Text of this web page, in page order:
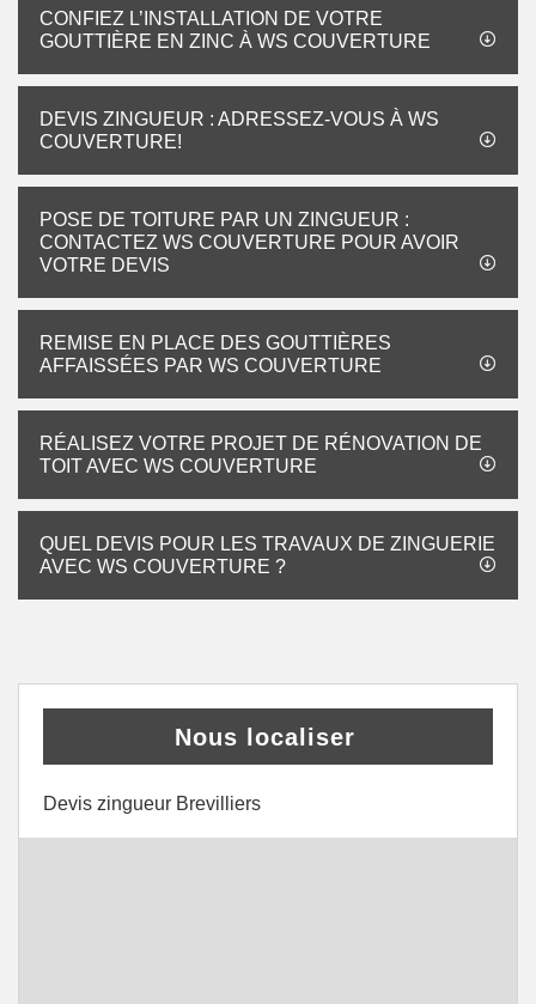
CONFIEZ L’INSTALLATION DE VOTRE
GOUTTIÈRE EN ZINC À WS COUVERTURE
DEVIS ZINGUEUR : ADRESSEZ-VOUS À WS
COUVERTURE!
POSE DE TOITURE PAR UN ZINGUEUR :
CONTACTEZ WS COUVERTURE POUR AVOIR
VOTRE DEVIS
REMISE EN PLACE DES GOUTTIÈRES
AFFAISSÉES PAR WS COUVERTURE
RÉALISEZ VOTRE PROJET DE RÉNOVATION DE
TOIT AVEC WS COUVERTURE
QUEL DEVIS POUR LES TRAVAUX DE ZINGUERIE
AVEC WS COUVERTURE ?
Nous localiser
Devis zingueur Brevilliers